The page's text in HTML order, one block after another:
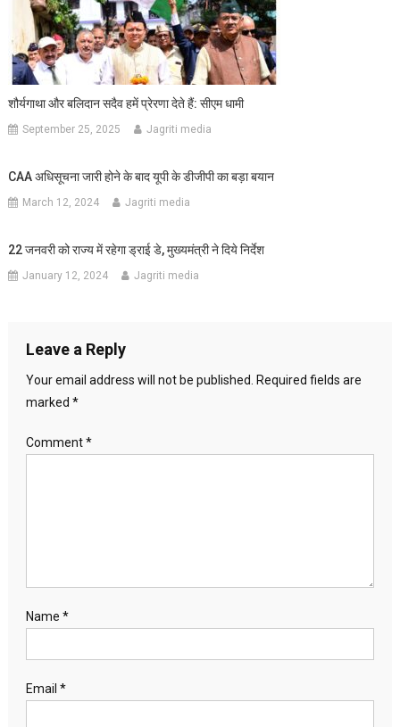
शौर्यगाथा और बलिदान सदैव हमें प्रेरणा देते हैं: सीएम धामी
September 25, 2025 Jagriti media
CAA अधिसूचना जारी होने के बाद यूपी के डीजीपी का बड़ा बयान
March 12, 2024 Jagriti media
22 जनवरी को राज्य में रहेगा ड्राई डे, मुख्यमंत्री ने दिये निर्देश
January 12, 2024 Jagriti media
Leave a Reply
Your email address will not be published.
Required fields are
marked *
Comment*
Name *
Email *